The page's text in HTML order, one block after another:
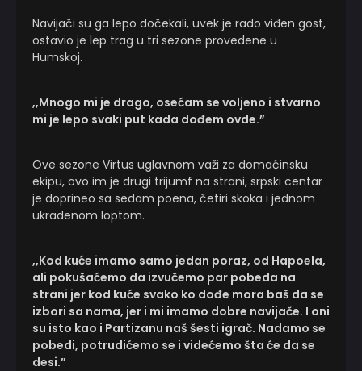
Navijači su ga lepo dočekali, uvek je rado viđen gost,
ostavio je lep trag u tri sezone provedene u
Humskoj.
,,Mnogo mi je drago, osećam se voljeno i stvarno
mi je lepo svaki put kada dođem ovde.”
Ove sezone Virtus uglavnom važi za domaćinsku
ekipu, ovo im je drugi trijumf na strani, srpski centar
je doprineo sa sedam poena, četiri skoka i jednom
ukradenom loptom.
,,Kod kuće imamo samo jedan poraz, od Hapoela,
ali pokušaćemo da izvučemo par pobeda na
strani jer kod kuće svako ko dođe mora baš da se
izbori sa nama, jer i mi imamo dobre navijače. I oni
su isto kao i Partizanu naš šesti igrač. Nadamo se
pobedi, potrudićemo se i videćemo šta će da se
desi.”